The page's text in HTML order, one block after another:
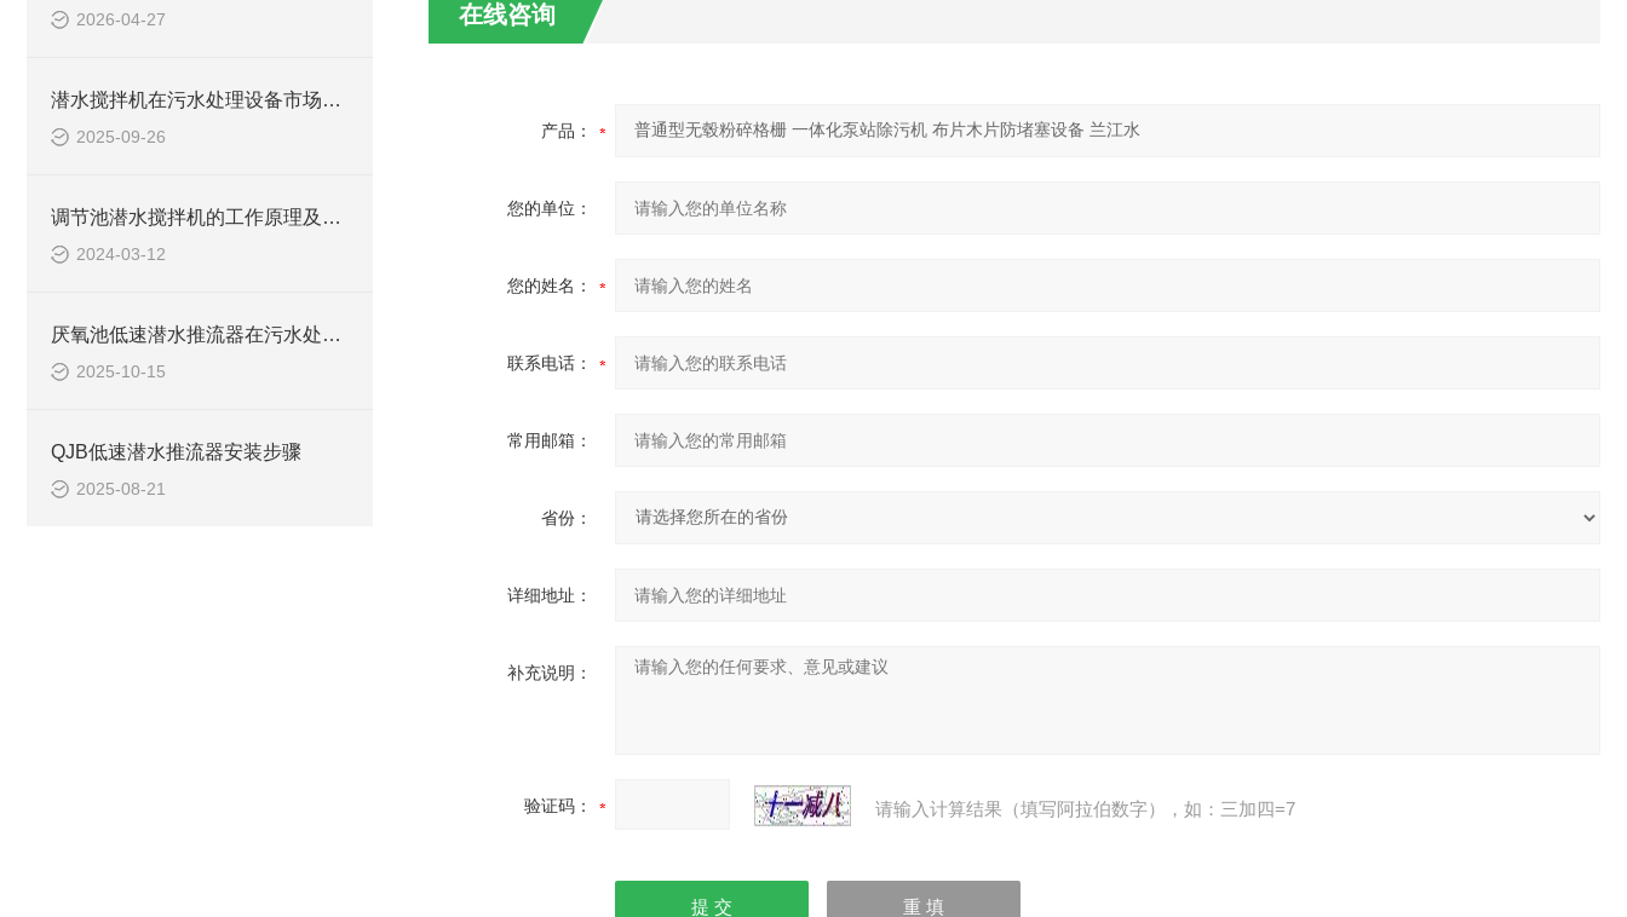
2026-04-27
潜水搅拌机在污水处理设备市场的发展及产品优势
2025-09-26
调节池潜水搅拌机的工作原理及潜水推进器CAD安装图、结构图
2024-03-12
厌氧池低速潜水推流器在污水处理中的作用
2025-10-15
QJB低速潜水推流器安装步骤
2025-08-21
在线咨询
产品：
您的单位：
您的姓名：
联系电话：
常用邮箱：
省份：
详细地址：
补充说明：
验证码： 请输入计算结果（填写阿拉伯数字），如：三加四=7